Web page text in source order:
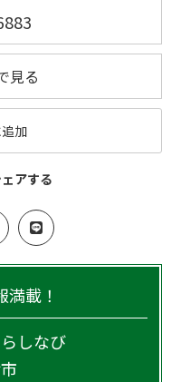
見る
加
アする
載！
しなび